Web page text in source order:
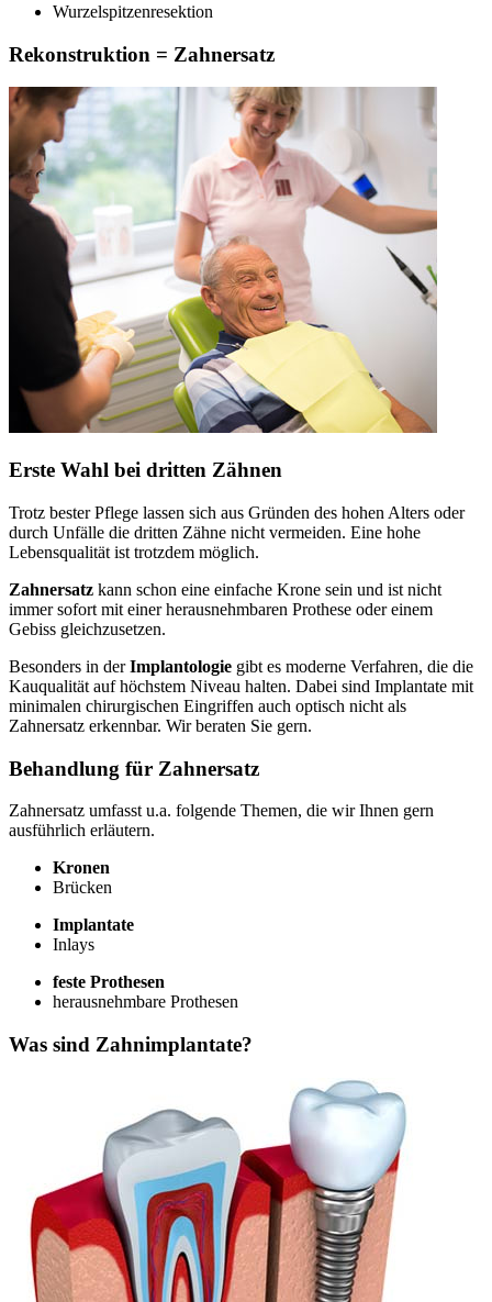
Wurzelspitzenresektion
Rekonstruktion = Zahnersatz
Erste Wahl bei dritten Zähnen
Trotz bester Pflege lassen sich aus Gründen des hohen Alters oder
durch Unfälle die dritten Zähne nicht vermeiden. Eine hohe
Lebensqualität ist trotzdem möglich.
Zahnersatz kann schon eine einfache Krone sein und ist nicht
immer sofort mit einer herausnehmbaren Prothese oder einem
Gebiss gleichzusetzen.
Besonders in derImplantologie gibt es moderne Verfahren, die die
Kauqualität auf höchstem Niveau halten. Dabei sind Implantate mit
minimalen chirurgischen Eingriffen auch optisch nicht als
Zahnersatz erkennbar. Wir beraten Sie gern.
Behandlung für Zahnersatz
Zahnersatz umfasst u.a. folgende Themen, die wir Ihnen gern
ausführlich erläutern.
Kronen
Brücken
Implantate
Inlays
feste Prothesen
herausnehmbare Prothesen
Was sind Zahnimplantate?